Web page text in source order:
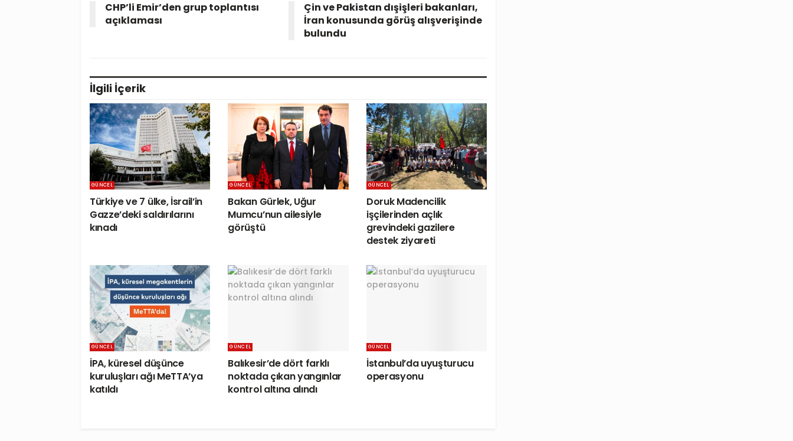
CHP’li Emir’den grup toplantısı
açıklaması
Çin ve Pakistan dışişleri bakanları,
İran konusunda görüş alışverişinde
bulundu
İlgili İçerik
GÜNCEL
Türkiye ve 7 ülke, İsrail’in
Gazze’deki saldırılarını
kınadı
GÜNCEL
Bakan Gürlek, Uğur
Mumcu’nun ailesiyle
görüştü
GÜNCEL
Doruk Madencilik
işçilerinden açlık
grevindeki gazilere
destek ziyareti
GÜNCEL
İPA, küresel düşünce
kuruluşları ağı MeTTA’ya
katıldı
GÜNCEL
Balıkesir’de dört farklı
noktada çıkan yangınlar
kontrol altına alındı
GÜNCEL
İstanbul’da uyuşturucu
operasyonu